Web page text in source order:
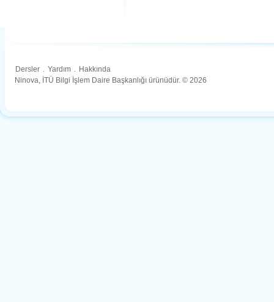
Dersler . Yardım . Hakkında
Ninova, İTÜ Bilgi İşlem Daire Başkanlığı ürünüdür. © 2026